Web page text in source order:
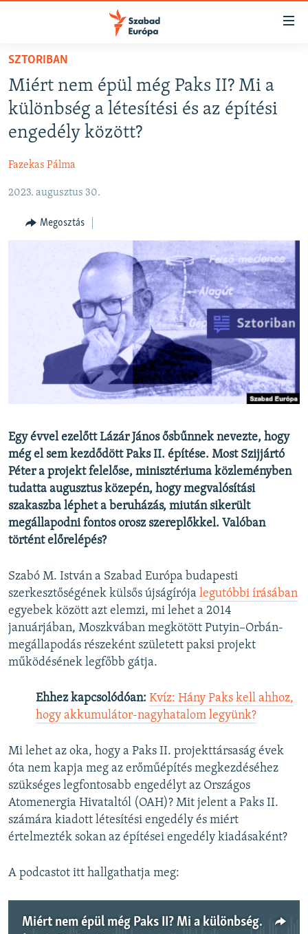
Akadálymentes
Ugrás
fő
oldalra
tartalomjegyzékre
AKTUÁLIS
PODCASTOK
ELEMZŐ
NER15
SZABADON
DEMOKRÁCIA
A PÉNZ NYOMÁBAN
EURÓPAI UNIÓ
KLÍMAVÁLTOZÁS
A MÚLT TANULSÁGAI
KÖVESSEN MINKET!
Valamennyi RFE/RL weboldal
SZTORIBAN
Miért nem épül még Paks II? Mi a
különbség a létesítési és az építési
engedély között?
Fazekas Pálma
2023. augusztus 30.
Megosztás
Egy évvel ezelőtt Lázár János ősbűnnek nevezte, hogy
még el sem kezdődött Paks II. építése. Most Szijjártó
Péter a projekt felelőse, minisztériuma közleményben
tudatta augusztus közepén, hogy megvalósítási
szakaszba léphet a beruházás, miután sikerült
megállapodni fontos orosz szereplőkkel. Valóban
történt előrelépés?
Szabó M. István a Szabad Európa budapesti
szerkesztőségének külsős újságírója legutóbbi írásában
egyebek között azt elemzi, mi lehet a 2014
januárjában, Moszkvában megkötött Putyin–Orbán-
megállapodás részeként született paksi projekt
működésének legfőbb gátja.
Ehhez kapcsolódóan: Kvíz: Hány Paks kell ahhoz,
hogy akkumulátor-nagyhatalom legyünk?
Mi lehet az oka, hogy a Paks II. projekttársaság évek
óta nem kapja meg az erőműépítés megkezdéséhez
szükséges legfontosabb engedélyt az Országos
Atomenergia Hivataltól (OAH)? Mit jelent a Paks II.
számára kiadott létesítési engedély és miért
értelmezték sokan az építései engedély kiadásaként?
A podcastot itt hallgathatja meg:
Miért nem épül még Paks II? Mi a különbség a létesítési és az építési engedély között?